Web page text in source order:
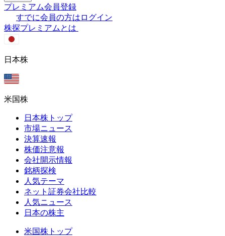
プレミアム会員登録
すでに会員の方はログイン
株探プレミアムとは
日本株
米国株
日本株トップ
市場ニュース
決算速報
株価注意報
会社開示情報
銘柄探検
人気テーマ
ネット証券会社比較
人気ニュース
日本の株主
米国株トップ